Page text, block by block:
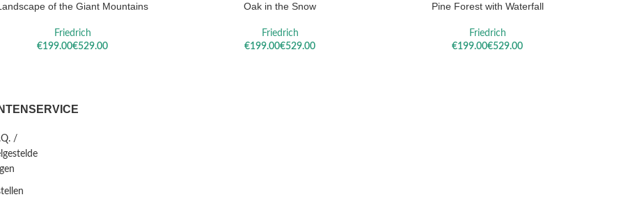
SELECTERENof the Giant Mountains
Friedrich
€
€
OPTIES SELECTERENOak in the Snow
Friedrich
€
€
OPTIES SELECTEREN
Pine Forest with Waterfall
Friedrich
€
€
/